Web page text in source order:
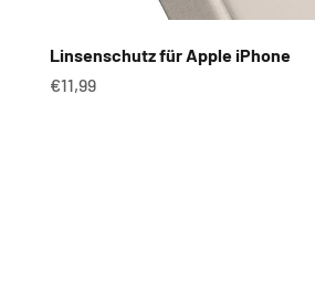
Linsenschutz für Apple iPhone
Angebot
€11,99